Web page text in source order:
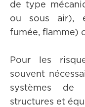
de type
ou sous air),
fumée, flamme)
Pour les
souvent
systèmes de
structures et